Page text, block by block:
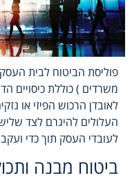
פוליסת הביטוח לבית
משרדים ) כוללת כיסויים
לאובדן הרכוש הפיזי או
העלולים להיגרם לצד
לעובדי העסק תוך כדי
ביטוח מבנה